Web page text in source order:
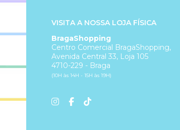
VISITA A NOSSA LOJA FÍSICA
BragaShopping
Centro Comercial BragaShopping,
Avenida Central 33, Loja 105
4710-229 - Braga
(10H às 14H - 15H às 19H)